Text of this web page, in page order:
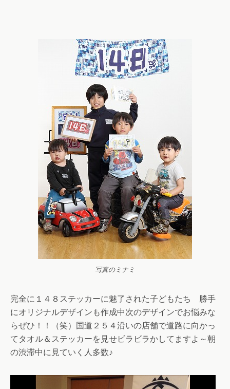
写真のミナミ
完全に１４８ステッカーに魅了された子どもたち 勝手
にオリジナルデザインも作成中次のデザインでお悩みな
らぜひ！！（笑）国道２５４沿いの店舗で道路に向かっ
てタオル＆ステッカーを見せビラビラかしてますよ～朝
の渋滞中に見ていく人多数♪